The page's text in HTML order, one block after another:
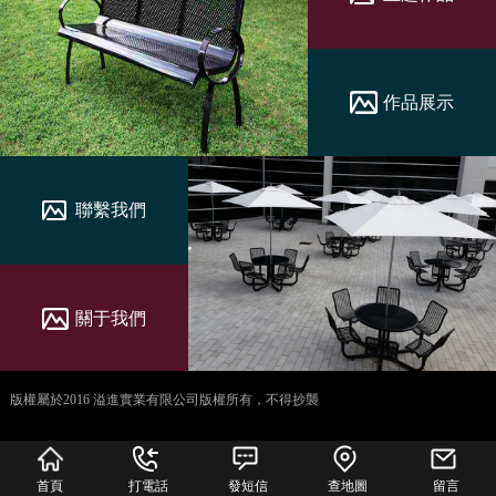
作品展示
聯繫我們
關于我們
版權屬於2016 溢進實業有限公司版權所有，不得抄襲
首頁 打電話 發短信 查地圖 留言